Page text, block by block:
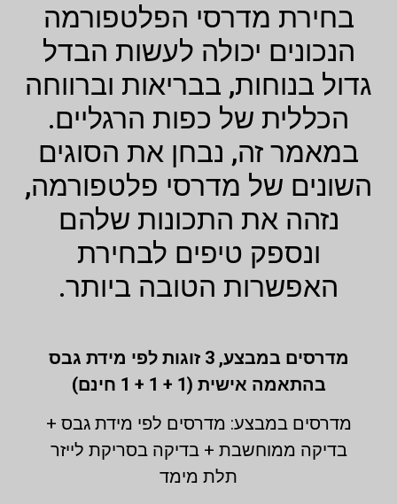
בחירת מדרסי הפלטפורמה
הנכונים יכולה לעשות הבדל
גדול בנוחות, בבריאות וברווחה
הכללית של כפות הרגליים.
במאמר זה, נבחן את הסוגים
השונים של מדרסי פלטפורמה,
נזהה את התכונות שלהם
ונספק טיפים לבחירת
האפשרות הטובה ביותר.
מדרסים במבצע,
3 זוגות לפי מידת גבס
בהתאמה אישית (1 + 1 + 1 חינם)
מדרסים במבצע: מדרסים לפי מידת גבס +
בדיקה ממוחשבת + בדיקה בסריקת לייזר
תלת מימד